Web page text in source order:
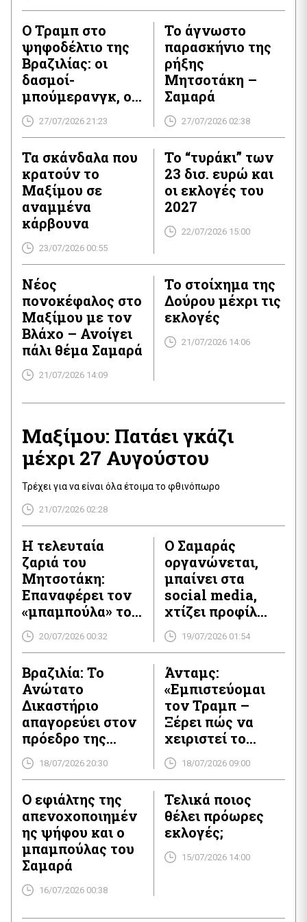
Ο Τραμπ στο
ψηφοδέλτιο της
Βραζιλίας: οι
δασμοί-
μπούμερανγκ, ο
γιος του
φυλακισμένου
Κίνας
27/07/2026 21:23
Το άγνωστο
παρασκήνιο της
ρήξης
Μητσοτάκη –
Σαμαρά
27/07/2026 02:38
Τα σκάνδαλα που
κρατούν το
Μαξίμου σε
αναμμένα
κάρβουνα
23/07/2026 00:55
Το “τυράκι” των
23 δισ. ευρώ και
οι εκλογές του
2027
22/07/2026 15:00
Νέος
πονοκέφαλος στο
Μαξίμου με τον
Βλάχο – Ανοίγει
πάλι θέμα Σαμαρά
21/07/2026 14:09
Το στοίχημα της
Δούρου μέχρι τις
εκλογές
21/07/2026 14:06
Μαξίμου: Πατάει γκάζι
μέχρι 27 Αυγούστου
Τρέχει για να είναι όλα έτοιμα το φθινόπωρο
21/07/2026 02:28
Η τελευταία
ζαριά του
Μητσοτάκη:
Επαναφέρει τον
«μπαμπούλα» του
Τσίπρα
20/07/2026 00:32
Ο Σαμαράς
οργανώνεται,
μπαίνει στα
social media,
χτίζει προφίλ
υπερασπιστή της
Κεντροδεξιάς και
πατήσει το…
κουμπί της
επιστροφής
19/07/2026 01:54
Βραζιλία: Το
Ανώτατο
Δικαστήριο
απαγορεύει στον
πρόεδρο της
Αργεντινής
Μιλέι να
Μπολσονάρου
18/07/2026 20:30
Άνταμς:
«Εμπιστεύομαι
τον Τραμπ –
Ξέρει πώς να
χειριστεί το
Ιράν»18/07/2026 09:00
Ο εφιάλτης της
απενοχοποιημέν
ης ψήφου και ο
μπαμπούλας του
Σαμαρά
16/07/2026 00:38
Τελικά ποιος
θέλει πρόωρες
εκλογές;
15/07/2026 14:00